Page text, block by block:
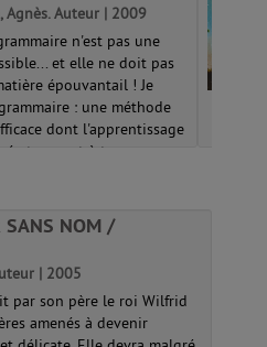
Agnès. Auteur | 2009
n'est pas une
et elle ne doit pas
épouvantail ! Je
: une méthode
dont l'apprentissage
et permet à tous ce...
SANS NOM /
| 2005
par son père le roi Wilfrid
amenés à devenir